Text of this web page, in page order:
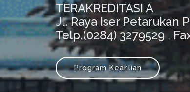
TERAKREDITASI A
Jl. Raya Iser Petarukan
Telp.(0284) 3279529 ,
Program Keahlian